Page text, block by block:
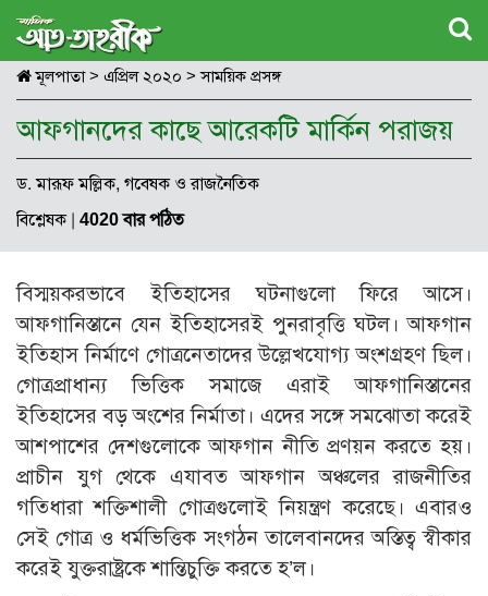
মূলপাতা> এপ্রিল ২০২০ > সাময়িক প্রসঙ্গ
আফগানদের কাছে আরেকটি মার্কিন পরাজয়
ড. মারূফ মল্লিক, গবেষক ও রাজনৈতিক
বিশ্লেষক| 4020 বার পঠিত
বিস্ময়করভাবে ইতিহাসের ঘটনাগুলো ফিরে আসে।
আফগানিস্তানে যেন ইতিহাসেরই পুনরাবৃত্তি ঘটল। আফগান
ইতিহাস নির্মাণে গোত্রনেতাদের উল্লেখযোগ্য অংশগ্রহণ ছিল।
গোত্রপ্রাধান্য ভিত্তিক সমাজে এরাই আফগানিস্তানের
ইতিহাসের বড় অংশের নির্মাতা। এদের সঙ্গে সমঝোতা করেই
আশপাশের দেশগুলোকে আফগান নীতি প্রণয়ন করতে হয়।
প্রাচীন যুগ থেকে এযাবত আফগান অঞ্চলের রাজনীতির
গতিধারা শক্তিশালী গোত্রগুলোই নিয়ন্ত্রণ করেছে। এবারও
সেই গোত্র ও ধর্মভিত্তিক সংগঠন তালেবানদের অস্তিত্ব স্বীকার
করেই যুক্তরাষ্ট্রকে শান্তিচুক্তি করতে হ’ল।